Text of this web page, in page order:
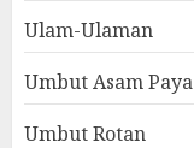
Ulam-Ulaman
Umbut Asam Paya
Umbut Rotan